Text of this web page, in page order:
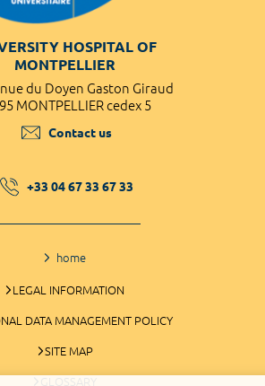
HOSPITAL OF
MONTPELLIER
du Doyen Gaston Giraud
MONTPELLIER cedex 5
Contact us
+33 04 67 33 67 33
home
LEGAL INFORMATION
DATA MANAGEMENT POLICY
SITE MAP
GLOSSARY